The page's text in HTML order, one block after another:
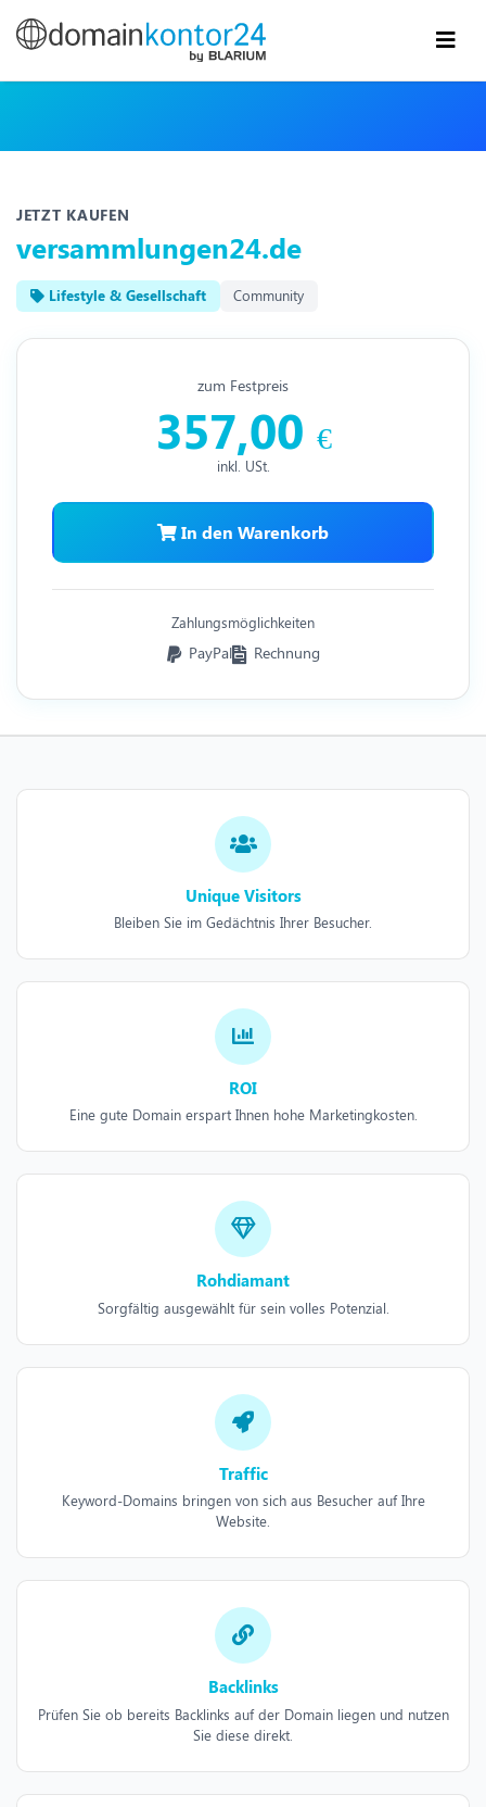
JETZT KAUFEN
versammlungen24.de
Lifestyle & Gesellschaft Community
zum Festpreis
357,00 €
inkl. USt.
In den Warenkorb
Zahlungsmöglichkeiten
PayPal Rechnung
Unique Visitors
Bleiben Sie im Gedächtnis Ihrer Besucher.
ROI
Eine gute Domain erspart Ihnen hohe Marketingkosten.
Rohdiamant
Sorgfältig ausgewählt für sein volles Potenzial.
Traffic
Keyword-Domains bringen von sich aus Besucher auf Ihre
Website.
Backlinks
Prüfen Sie ob bereits Backlinks auf der Domain liegen und nutzen
Sie diese direkt.